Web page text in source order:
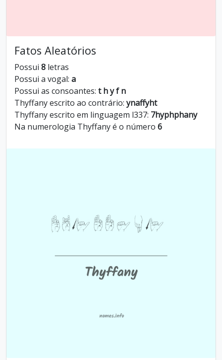
Fatos Aleatórios
Possui 8 letras
Possui a vogal: a
Possui as consoantes: t h y f n
Thyffany escrito ao contrário:ynaffyht
Thyffany escrito em linguagem l337: 7hyphphany
Na numerologia Thyffany é o número 6